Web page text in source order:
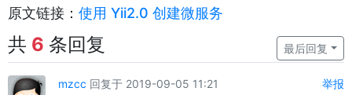
原文链接： 使用 Yii2.0 创建微服务
共 6 条回复 最后回复
mzcc 回复于 2019-09-05 11:21 举报